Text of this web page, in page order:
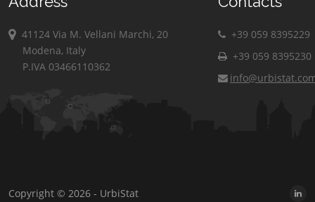
41124 Via M. Vellani Marchi, 20
Modena, Italy
P.IVA 03466110362
+39 059 8395229
+39 059 8395230
Copyright © 2026 - UrbiStat